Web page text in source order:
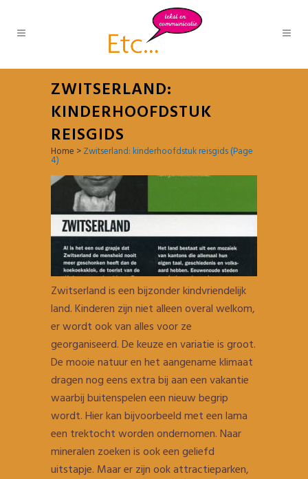
ZWITSERLAND:
KINDERHOOFDSTUK
REISGIDS
Home >Zwitserland: kinderhoofdstuk reisgids(Page
4)
Zwitserland is een bijzonder kindvriendelijk
land. Kinderen zijn niet alleen overal welkom,
er wordt ook van alles voor ze
georganiseerd. De keuze en variatie is groot.
De mooie natuur en het aangename klimaat
dragen nog eens extra bij aan een vakantie
waarbij buitenspelen een nieuw begrip
wordt. Hier kan bijvoorbeeld met een lama
een trektocht worden ondernomen. Naar
mineralen zoeken is ook een geliefd
uitstapje. Maar er zijn ook attractieparken,